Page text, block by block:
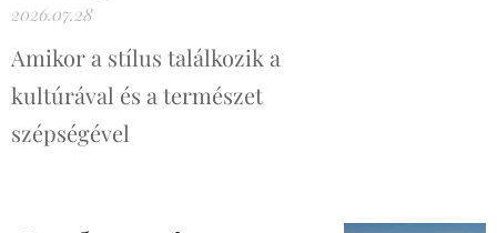
2026.07.28
Amikor a stílus találkozik a
kultúrával és a természet
szépségével